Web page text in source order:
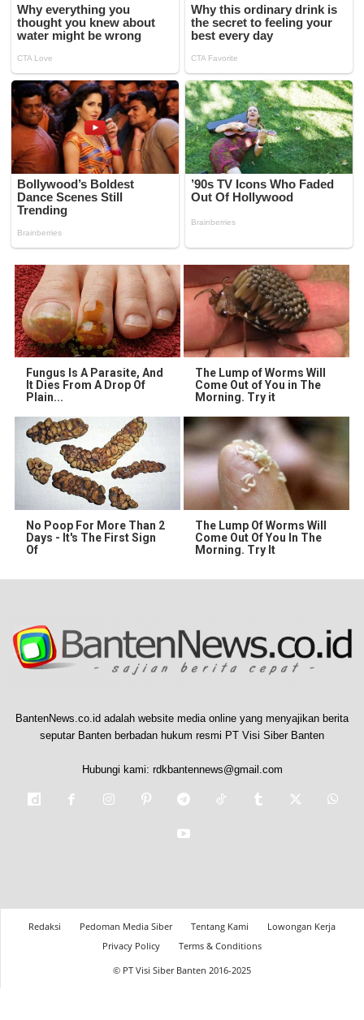
Fungus Is A Parasite, And
It Dies From A Drop Of
Plain...
The Lump of Worms Will
Come Out of You in The
Morning. Try it
No Poop For More Than 2
Days - It's The First Sign
Of
The Lump Of Worms Will
Come Out Of You In The
Morning. Try It
BantenNews.co.id adalah website media online yang menyajikan berita
seputar Banten berbadan hukum resmi PT Visi Siber Banten
Hubungi kami: rdkbantennews@gmail.com
Redaksi Pedoman Media Siber Tentang Kami
Lowongan Kerja
Privacy Policy
Terms & Conditions
© PT Visi Siber Banten 2016-2025